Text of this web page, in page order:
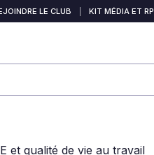
LE CLUB KIT MÉDIA ET RP
et qualité de vie au travail